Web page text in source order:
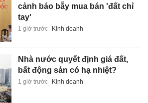
cảnh báo bẫy mua bán 'đất chỉ
tay'
1 giờ trước Kinh doanh
Nhà nước quyết định giá đất,
bất động sản có hạ nhiệt?
1 giờ trước Kinh doanh